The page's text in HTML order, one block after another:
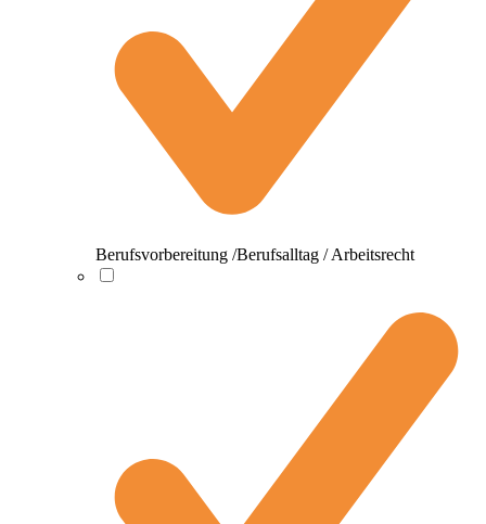
Berufsvorbereitung /Berufsalltag / Arbeitsrecht